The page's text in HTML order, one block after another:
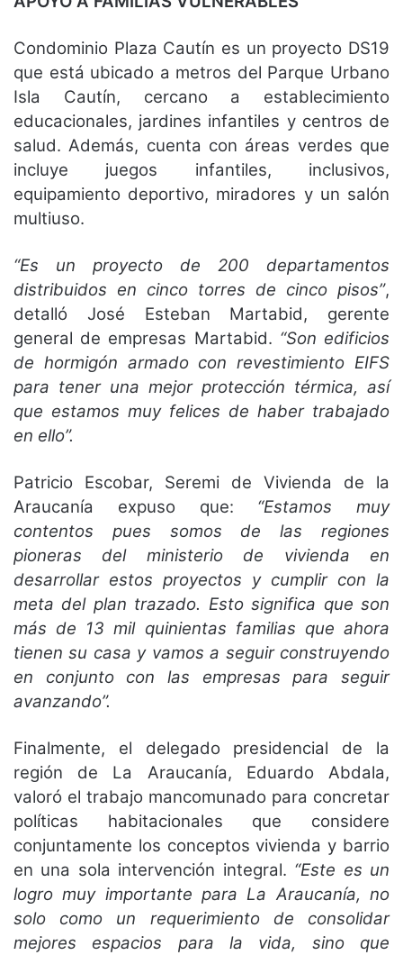
Condominio Plaza Cautín es un proyecto DS19
que está ubicado a metros del Parque Urbano
Isla Cautín, cercano a establecimiento
educacionales, jardines infantiles y centros de
salud. Además, cuenta con áreas verdes que
incluye juegos infantiles, inclusivos,
equipamiento deportivo, miradores y un salón
multiuso.
“Es un proyecto de 200 departamentos
distribuidos en cinco torres de cinco pisos”,
detalló José Esteban Martabid, gerente
general de empresas Martabid. “Son edificios
de hormigón armado con revestimiento EIFS
para tener una mejor protección térmica, así
que estamos muy felices de haber trabajado
en ello”.
Patricio Escobar, Seremi de Vivienda de la
Araucanía expuso que: “Estamos muy
contentos pues somos de las regiones
pioneras del ministerio de vivienda en
desarrollar estos proyectos y cumplir con la
meta del plan trazado. Esto significa que son
más de 13 mil quinientas familias que ahora
tienen su casa y vamos a seguir construyendo
en conjunto con las empresas para seguir
avanzando”.
Finalmente, el delegado presidencial de la
región de La Araucanía, Eduardo Abdala,
valoró el trabajo mancomunado para concretar
políticas habitacionales que considere
conjuntamente los conceptos vivienda y barrio
en una sola intervención integral. “Este es un
logro muy importante para La Araucanía, no
solo como un requerimiento de consolidar
mejores espacios para la vida, sino que